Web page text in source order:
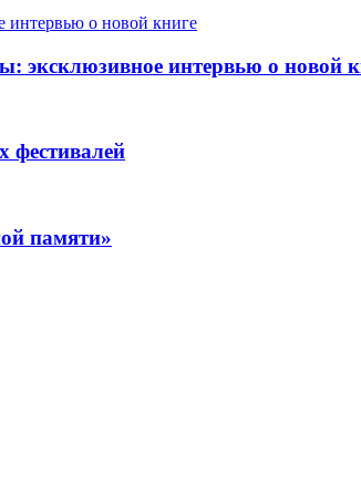
интервью о новой
памяти»